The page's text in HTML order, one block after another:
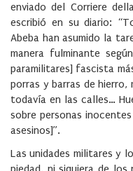
enviado del Corriere
escribió en su diario:
Abeba han asumido la
manera fulminante
paramilitares] fascista
porras y barras de
todavía en las calles…
sobre personas
asesinos]”.
Las unidades militares y